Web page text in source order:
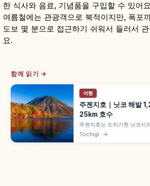
한 식사와 음료, 기념품을 구입할 수 있어
여름철에는 관광객으로 북적이지만, 폭포
도보 몇 분으로 접근하기 쉬워서 들러서
요.
함께 읽기 →
여행
주젠지호｜닛코 해발
25km 호수
주젠지호는 도치기현 닛코시
지대 호수로, 난타이산
성된 둘레 약 25km·최대 수
Tochigi →